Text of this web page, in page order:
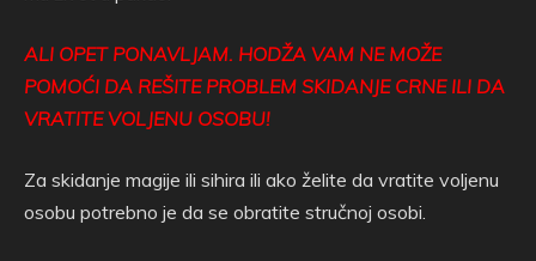
ALI OPET PONAVLJAM. HODŽA VAM NE MOŽE
POMOĆI DA REŠITE PROBLEM SKIDANJE CRNE ILI DA
VRATITE VOLJENU OSOBU!
Za skidanje magije ili sihira ili ako želite da vratite voljenu
osobu potrebno je da se obratite stručnoj osobi.